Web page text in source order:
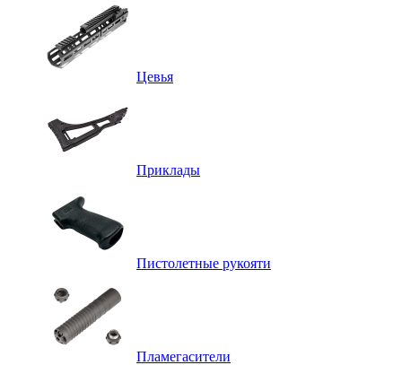
Цевья
Приклады
Пистолетные рукояти
Пламегасители